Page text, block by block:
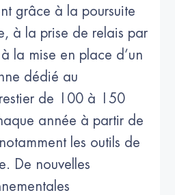
grâce à la poursuite
à la prise de relais par
la mise en place d’un
dédié au
de 100 à 150
année à partir de
les outils de
De nouvelles